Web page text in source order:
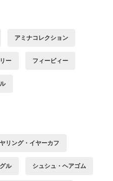
アミナコレクション
ー フィービィー
リング・イヤーカフ
ル シュシュ・ヘアゴム